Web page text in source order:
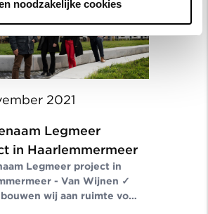
noodzakelijke cookies
2021
Legmeer
in Haarlemmermeer
Legmeer project in
- Van Wijnen ✓
wij aan ruimte voor